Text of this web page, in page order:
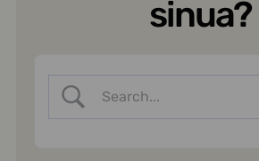
sinua?